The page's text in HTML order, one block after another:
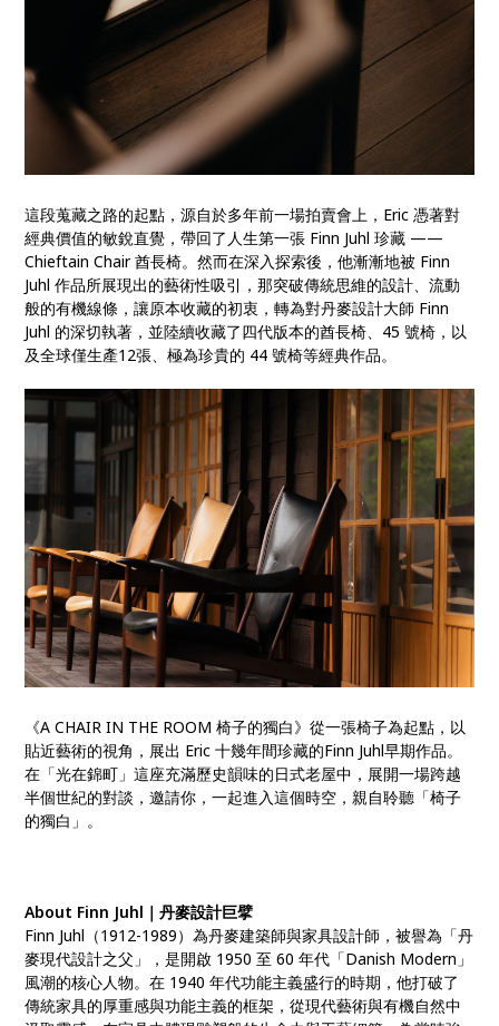
這段蒐藏之路的起點，源自於多年前一場拍賣會上，Eric 憑著對
經典價值的敏銳直覺，帶回了人生第一張 Finn Juhl 珍藏 ——
Chieftain Chair 酋長椅。然而在深入探索後，他漸漸地被 Finn
Juhl 作品所展現出的藝術性吸引，那突破傳統思維的設計、流動
般的有機線條，讓原本收藏的初衷，轉為對丹麥設計大師 Finn
Juhl 的深切執著，並陸續收藏了四代版本的酋長椅、45 號椅，以
及全球僅生產12張、極為珍貴的 44 號椅等經典作品。
《A CHAIR IN THE ROOM 椅子的獨白》從一張椅子為起點，以
貼近藝術的視角，展出 Eric 十幾年間珍藏的Finn Juhl早期作品。
在「光在錦町」這座充滿歷史韻味的日式老屋中，展開一場跨越
半個世紀的對談，邀請你，一起進入這個時空，親自聆聽「椅子
的獨白」。
About Finn Juhl｜丹麥設計巨擘
Finn Juhl（1912-1989）為丹麥建築師與家具設計師，被譽為「丹
麥現代設計之父」，是開啟 1950 至 60 年代「Danish Modern」
風潮的核心人物。在 1940 年代功能主義盛行的時期，他打破了
傳統家具的厚重感與功能主義的框架，從現代藝術與有機自然中